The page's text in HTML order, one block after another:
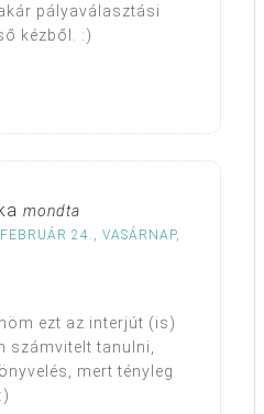
pályaválasztási
kézből. :)
mondta
24., VASÁRNAP,
ezt az interjút (is)
számvitelt tanulni,
mert tényleg